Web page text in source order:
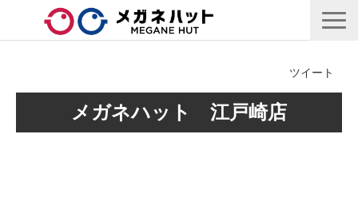
採用情報
ツイート
メガネハット　江戸崎店